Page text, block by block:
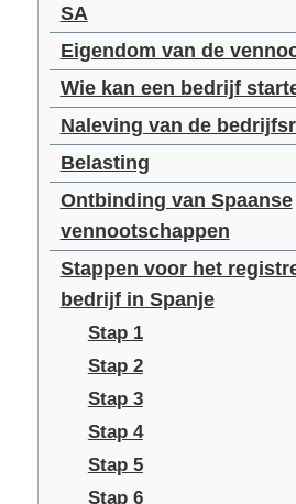
SA
Eigendom van de
Wie kan een bedrijf
Naleving van de
Belasting
Ontbinding van Spaanse
vennootschappen
Stappen voor het
bedrijf in Spanje
Stap 1
Stap 2
Stap 3
Stap 4
Stap 5
Stap 6